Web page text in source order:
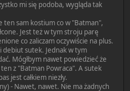
mi się podoba, wygląda tak
ten sam kostium co w "Batman",
Jest też w tym stroju parę
co zaliczam oczywiście na plus.
debiut sutek. Jednak w tym
Mógłbym nawet powiedzieć że
z "Batman Powraca". A sutek
jest całkiem niezły.
- Nawet, nawet. Nie ma żadnych